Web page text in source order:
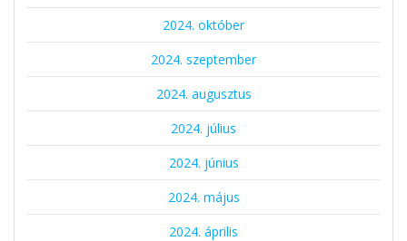
2024. október
2024. szeptember
2024. augusztus
2024. július
2024. június
2024. május
2024. április